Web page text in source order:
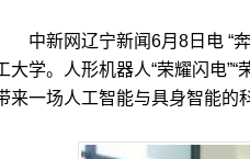
中新网辽宁新闻6月8日电 “奔
大学。人形机器人“荣耀闪电
来一场人工智能与具身智能的